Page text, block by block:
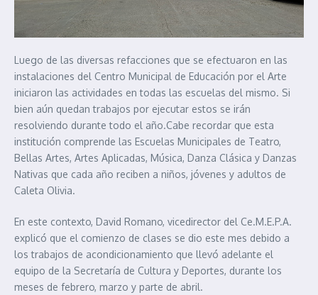
Luego de las diversas refacciones que se efectuaron en las
instalaciones del Centro Municipal de Educación por el Arte
iniciaron las actividades en todas las escuelas del mismo. Si
bien aún quedan trabajos por ejecutar estos se irán
resolviendo durante todo el año.Cabe recordar que esta
institución comprende las Escuelas Municipales de Teatro,
Bellas Artes, Artes Aplicadas, Música, Danza Clásica y Danzas
Nativas que cada año reciben a niños, jóvenes y adultos de
Caleta Olivia.
En este contexto, David Romano, vicedirector del Ce.M.E.P.A.
explicó que el comienzo de clases se dio este mes debido a
los trabajos de acondicionamiento que llevó adelante el
equipo de la Secretaría de Cultura y Deportes, durante los
meses de febrero, marzo y parte de abril.